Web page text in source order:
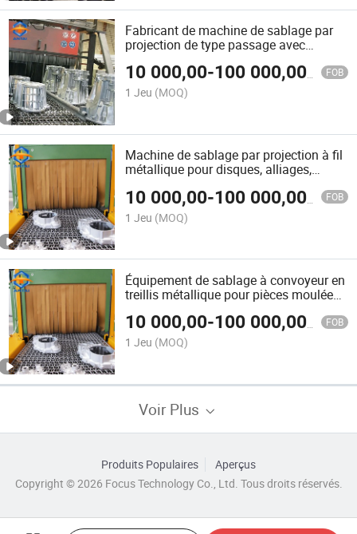
Fabricant de machine de sablage par
projection de type passage avec
10 000,00-100 000,00$US
FOB
1 Jeu (MOQ)
Machine de sablage par projection à fil
métallique pour disques, alliages,
10 000,00-100 000,00$US
FOB
1 Jeu (MOQ)
Équipement de sablage à convoyeur en
treillis métallique pour pièces moulées
alliage
10 000,00-100 000,00$US
FOB
1 Jeu (MOQ)
Voir Plus
Produits Populaires
Aperçus
Copyright © 2026 Focus Technology Co., Ltd. Tous droits réservés.